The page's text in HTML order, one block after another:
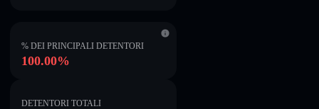
% DEI PRINCIPALI DETENTORI
100.00%
DETENTORI TOTALI